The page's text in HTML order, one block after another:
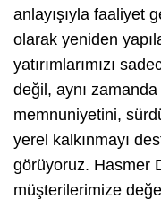
anlayışıyla faaliyet
olarak yeniden
yatırımlarımızı
değil, aynı
memnuniyetini,
yerel kalkınmayı
görüyoruz. Hasmer
müşterilerimize